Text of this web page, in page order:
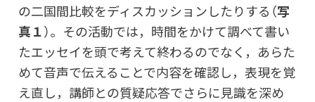
の二国間比較をディスカッションしたりする（写
真１）。その活動では，時間をかけて調べて書い
たエッセイを頭で考えて終わるのでなく，あらた
めて音声で伝えることで内容を確認し，表現を覚
え直し，講師との質疑応答でさらに見識を深め